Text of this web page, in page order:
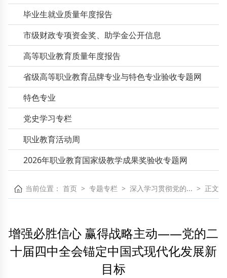
毕业生就业质量年度报告
市级财政专项资金奖、助学金公开信息
高等职业教育质量年度报告
省级高等职业教育品牌专业与特色专业验收专题网
特色专业
党史学习专栏
职业教育活动周
2026年职业教育国家级教学成果奖验收专题网
当前位置： 首页 > 专题专栏 > 深入学习贯彻党的... > 正文
增强必胜信心 赢得战略主动——党的二
十届四中全会锚定中国式现代化发展新
目标